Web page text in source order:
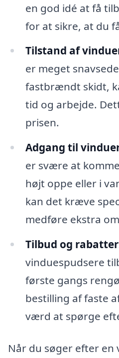
en god idé at få
for at sikre, at du
Tilstand af
er meget
fastbrændt skidt,
tid og arbejde.
prisen.
Adgang til
er svære at
højt oppe eller i
kan det kræve
medføre ekstra
Tilbud og
vinduespudsere
første gangs
bestilling af faste
værd at spørge
Når du søger efter en